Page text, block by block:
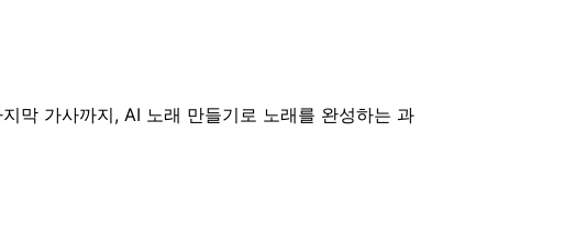
막 가사까지, AI 노래 만들기로 노래를 완성하는 과